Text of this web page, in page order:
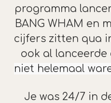
programma
BANG WHAM en
cijfers zitten qua
ook al
niet helemaal
Je was 24/7 in